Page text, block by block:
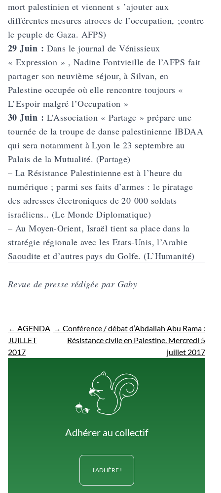
mort palestinien et viennent s ’ajouter aux
différentes mesures atroces de l’occupation, ;contre
le peuple de Gaza. AFPS)
29 Juin : Dans le journal de Vénissieux
« Expression » , Nadine Fontvieille de l’AFPS fait
partager son neuvième séjour, à Silvan, en
Palestine occupée où elle rencontre toujours «
L’Espoir malgré l’Occupation »
30 Juin : L’Association « Partage » prépare une
tournée de la troupe de danse palestinienne IBDAA
qui sera notamment à Lyon le 23 septembre au
Palais de la Mutualité. (Partage)
– La Résistance Palestinienne est à l’heure du
numérique ; parmi ses faits d’armes : le piratage
des adresses électroniques de 20 000 soldats
israéliens.. (Le Monde Diplomatique)
– Au Moyen-Orient, Israël tient sa place dans la
stratégie régionale avec les Etats-Unis, l’Arabie
Saoudite et d’autres pays du Golfe. (L’Humanité)
Revue de presse rédigée par Gaby
← AGENDA
JUILLET
2017
→ Conférence / débat d’Abdallah Abu Rama :
Résistance civile en Palestine. Mercredi 5
juillet 2017
Adhérer au collectif
J'ADHÈRE !